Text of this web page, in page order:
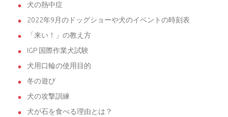
犬の熱中症
2022年9月のドッグショーや犬のイベントの時刻表
「来い！」の教え方
IGP 国際作業犬試験
犬用口輪の使用目的
冬の遊び
犬の攻撃訓練
犬が石を食べる理由とは？